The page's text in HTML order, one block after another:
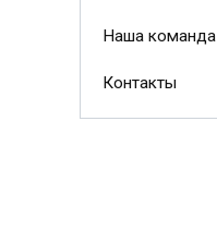
Наша команда
Контакты